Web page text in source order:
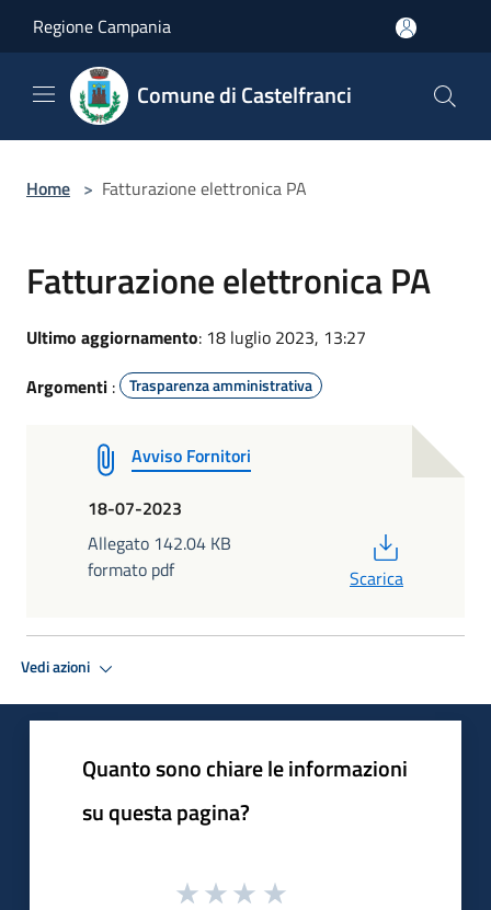
Regione Campania
Comune di Castelfranci
Home > Fatturazione elettronica PA
Fatturazione elettronica PA
Ultimo aggiornamento: 18 luglio 2023, 13:27
Argomenti : Trasparenza amministrativa
Avviso Fornitori
18-07-2023
Allegato 142.04 KB
formato pdf
Scarica
Vedi azioni
Quanto sono chiare le informazioni
su questa pagina?